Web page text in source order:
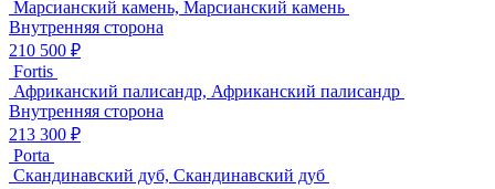
Марсианский камень, Марсианский камень
Внутренняя сторона
210 500 ₽
Fortis
Африканский палисандр, Африканский палисандр
Внутренняя сторона
213 300 ₽
Porta
Скандинавский дуб, Скандинавский дуб